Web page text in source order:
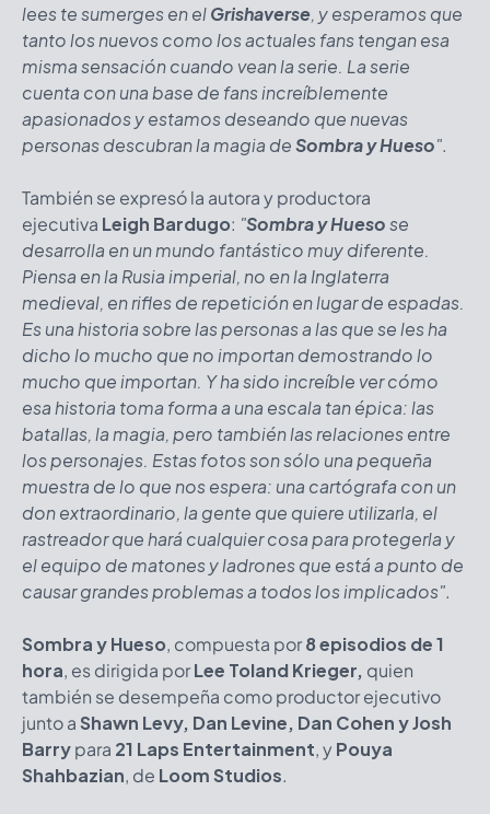
lees te sumerges en elGrishaverse, y esperamos que
tanto los nuevos como los actuales fans tengan esa
misma sensación cuando vean la serie. La serie
cuenta con una base de fans increíblemente
apasionados y estamos deseando que nuevas
personas descubran la magia deSombra y Hueso".
También se expresó la autora y productora
ejecutiva Leigh Bardugo: "Sombra y Huesose
desarrolla en un mundo fantástico muy diferente.
Piensa en la Rusia imperial, no en la Inglaterra
medieval, en rifles de repetición en lugar de espadas.
Es una historia sobre las personas a las que se les ha
dicho lo mucho que no importan demostrando lo
mucho que importan. Y ha sido increíble ver cómo
esa historia toma forma a una escala tan épica: las
batallas, la magia, pero también las relaciones entre
los personajes. Estas fotos son sólo una pequeña
muestra de lo que nos espera: una cartógrafa con un
don extraordinario, la gente que quiere utilizarla, el
rastreador que hará cualquier cosa para protegerla y
el equipo de matones y ladrones que está a punto de
causar grandes problemas a todos los implicados".
Sombra y Hueso, compuesta por8 episodios de 1
hora, es dirigida porLee Toland Krieger, quien
también se desempeña como productor ejecutivo
junto a Shawn Levy, Dan Levine, Dan Cohen y Josh
Barrypara 21 Laps Entertainment, yPouya
Shahbazian, de Loom Studios.